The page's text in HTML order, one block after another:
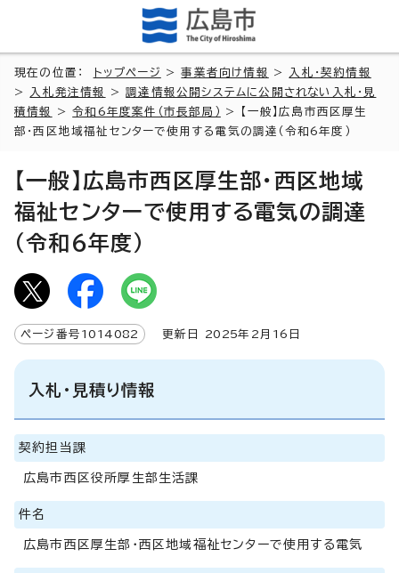
現在の位置： トップページ >事業者向け情報 >
入札・契約情報
>
入札発注情報 >調達情報公開システムに公開されない入札・見
積情報
>令和6年度案件（市長部局）
> 【一般】広島市西区厚生
部・西区地域福祉センターで使用する電気の調達（令和6年度）
【一般】広島市西区厚生部・西区地域
福祉センターで使用する電気の調達
（令和6年度）
ページ番号 1014082 更新日 2025年2月 16 日
入札・見積り情報
契約担当課
広島市西区役所厚生部生活課
件名
広島市西区厚生部・西区地域福祉センターで使用する電気